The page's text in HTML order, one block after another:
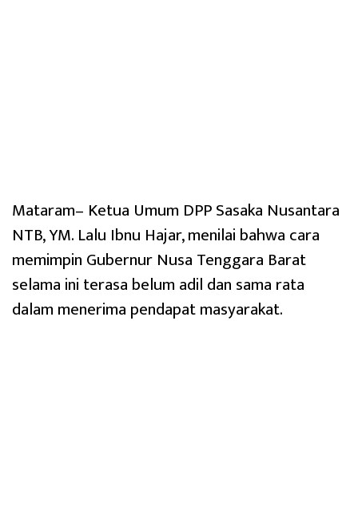
Mataram– Ketua Umum DPP Sasaka Nusantara
NTB, YM. Lalu Ibnu Hajar, menilai bahwa cara
memimpin Gubernur Nusa Tenggara Barat
selama ini terasa belum adil dan sama rata
dalam menerima pendapat masyarakat.